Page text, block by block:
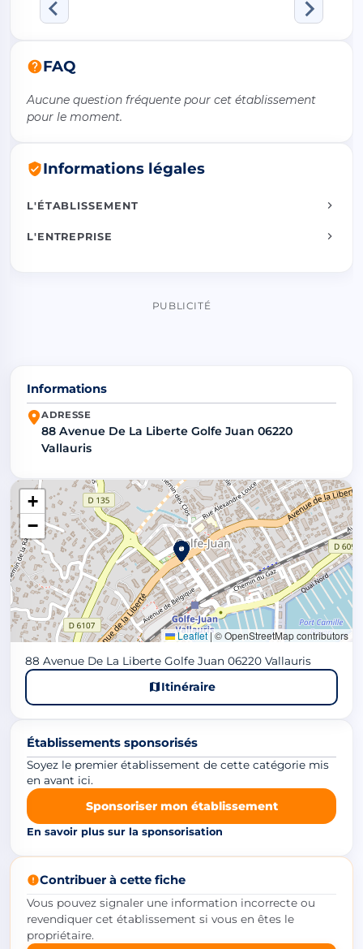
FAQ
Aucune question fréquente pour cet établissement
pour le moment.
Informations légales
L'ÉTABLISSEMENT
L'ENTREPRISE
PUBLICITÉ
Informations
ADRESSE
88 Avenue De La Liberte Golfe Juan 06220
Vallauris
+
−
Leaflet |© OpenStreetMap contributors
88 Avenue De La Liberte Golfe Juan 06220 Vallauris
Itinéraire
Établissements sponsorisés
Soyez le premier établissement de cette catégorie mis
en avant ici.
Sponsoriser mon établissement
En savoir plus sur la sponsorisation
Contribuer à cette fiche
Vous pouvez signaler une information incorrecte ou
revendiquer cet établissement si vous en êtes le
propriétaire.